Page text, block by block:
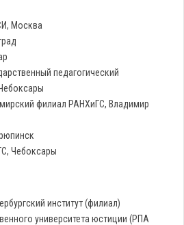
Москва
педагогический
филиал РАНХиГС, Владимир
Чебоксары
институт (филиал)
университета юстиции (РПА